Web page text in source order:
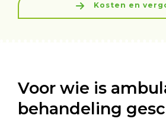
Kosten en
Voor wie is
behandeling